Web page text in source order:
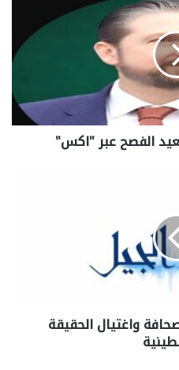
الفصح عبر "اكس"
واغتيال الحقيقة